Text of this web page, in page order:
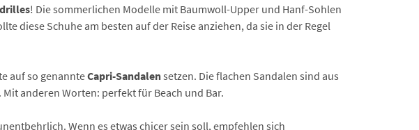
! Die sommerlichen Modelle mit Baumwoll-Upper und Hanf-Sohlen
diese Schuhe am besten auf der Reise anziehen, da sie in der Regel
auf so genannteCapri-Sandalensetzen. Die flachen Sandalen sind aus
anderen Worten: perfekt für Beach und Bar.
Wenn es etwas chicer sein soll, empfehlen sich